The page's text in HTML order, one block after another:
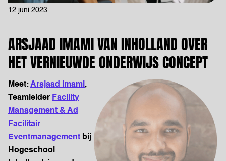
12 juni 2023
ARSJAAD IMAMI VAN INHOLLAND OVER
HET VERNIEUWDE ONDERWIJS CONCEPT
Meet:Arsjaad Imami,
Teamleider Facility
Management & Ad
Facilitair
Eventmanagement bij
Hogeschool